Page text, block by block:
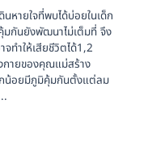
นหายใจที่พบได้บ่อยในเด็ก
มกันยังพัฒนาไม่เต็มที่ จึง
ทำให้เสียชีวิตได้1,2
กายของคุณแม่สร้าง
น้อยมีภูมิคุ้มกันตั้งแต่ลม